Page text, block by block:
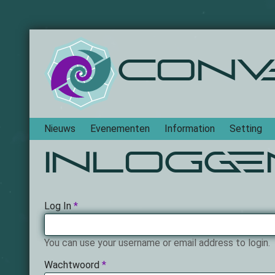
Navigation
Nieuws Evenementen Information Setting
Log In
is
required.
You can use your username or email address to login.
Wachtwoord